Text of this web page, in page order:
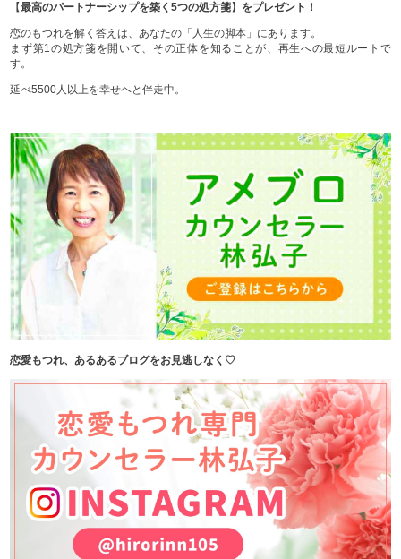
【最高のパートナーシップを築く5つの処方箋】 をプレゼント！
恋のもつれを解く答えは、あなたの「人生の脚本」にあります。
まず第1の処方箋を開いて、その正体を知ることが、再生への最短ルートで
す。
延べ5500人以上を幸せヘと伴走中。
恋愛もつれ、あるあるブログをお見逃しなく♡